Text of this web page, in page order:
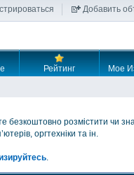
Добавить
Рейтинг Мое
безкоштовно розмістити чи
оргтехніки та ін.
.